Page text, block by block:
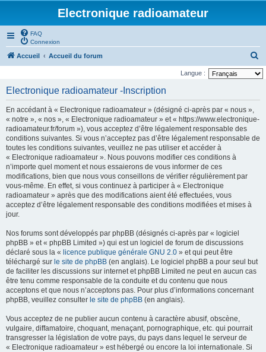
Electronique radioamateur
FAQ
Connexion
Accueil Accueil du forum
e
Langue :
Electronique radioamateur -Inscription
En accédant à « Electronique radioamateur » (désigné ci-après par « nous »,
« notre », « nos », « Electronique radioamateur » et « https://www.electronique-
radioamateur.fr/forum »), vous acceptez d’être légalement responsable des
conditions suivantes. Si vous n’acceptez pas d’être légalement responsable de
toutes les conditions suivantes, veuillez ne pas utiliser et accéder à
« Electronique radioamateur ». Nous pouvons modifier ces conditions à
n’importe quel moment et nous essaierons de vous informer de ces
modifications, bien que nous vous conseillons de vérifier régulièrement par
vous-même. En effet, si vous continuez à participer à « Electronique
radioamateur » après que des modifications aient été effectuées, vous
acceptez d’être légalement responsable des conditions modifiées et mises à
jour.
Nos forums sont développés par phpBB (désignés ci-après par « logiciel
phpBB » et « phpBB Limited ») qui est un logiciel de forum de discussions
déclaré sous la « licence publique générale GNU 2.0 » et qui peut être
téléchargé sur le site de phpBB (en anglais). Le logiciel phpBB a pour seul but
de faciliter les discussions sur internet et phpBB Limited ne peut en aucun cas
être tenu comme responsable de la conduite et du contenu que nous
acceptons et que nous n’acceptons pas. Pour plus d’informations concernant
phpBB, veuillez consulter le site de phpBB (en anglais).
Vous acceptez de ne publier aucun contenu à caractère abusif, obscène,
vulgaire, diffamatoire, choquant, menaçant, pornographique, etc. qui pourrait
transgresser la législation de votre pays, du pays dans lequel le serveur de
« Electronique radioamateur » est hébergé ou encore la loi internationale. Si